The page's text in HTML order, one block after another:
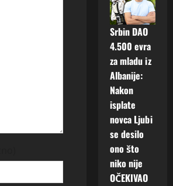
Srbin DAO
4.500 evra
za mladu iz
Albanije:
Nakon
isplate
novca Ljubi
se desilo
ono što
niko nije
OČEKIVAO